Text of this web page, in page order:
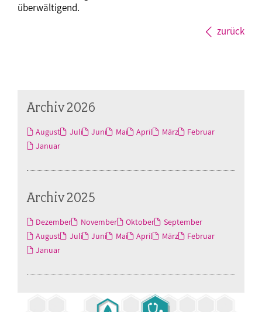
überwältigend.
zurück
Archiv 2026
August Juli Juni Mai April März
Februar
Januar
Archiv 2025
Dezember November Oktober
September
August
Juli Juni Mai April März
Februar
Januar